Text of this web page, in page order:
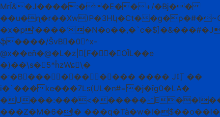
MrЇ&�J����:��E��+/�Bj��
��u�ɳ�r��Xw)P�3Hկ�Ct�
ֆ����/ŠvB�0^x-
@x��eň�@�L�z|[F��OĬL��e
�)��\s�5*ĥzWɕٕ\�
�ˑ�B��� ������� ���� J叮 ��
i�`��� ke���7Ls(UL�n#=�j�ȋg0�LA�
�U���:���<������ E
���Z�M�6�!� ���q�Tà�w�l�$��o��l�